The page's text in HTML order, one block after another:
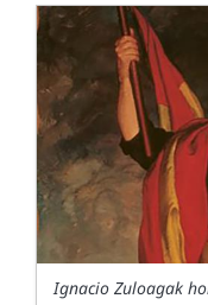
Ignacio Zuloagak